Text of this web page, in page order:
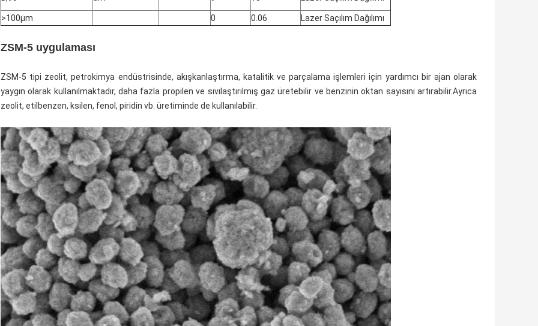
>100μm 0 0.06 Lazer Saçılım Dağılımı
ZSM-5 uygulaması
ZSM-5 tipi zeolit, petrokimya endüstrisinde, akışkanlaştırma, katalitik ve parçalama işlemleri için yardımcı bir ajan olarak
yaygın olarak kullanılmaktadır, daha fazla propilen ve sıvılaştırılmış gaz üretebilir ve benzinin oktan sayısını artırabilir.Ayrıca
zeolit, etilbenzen, ksilen, fenol, piridin vb. üretiminde de kullanılabilir.